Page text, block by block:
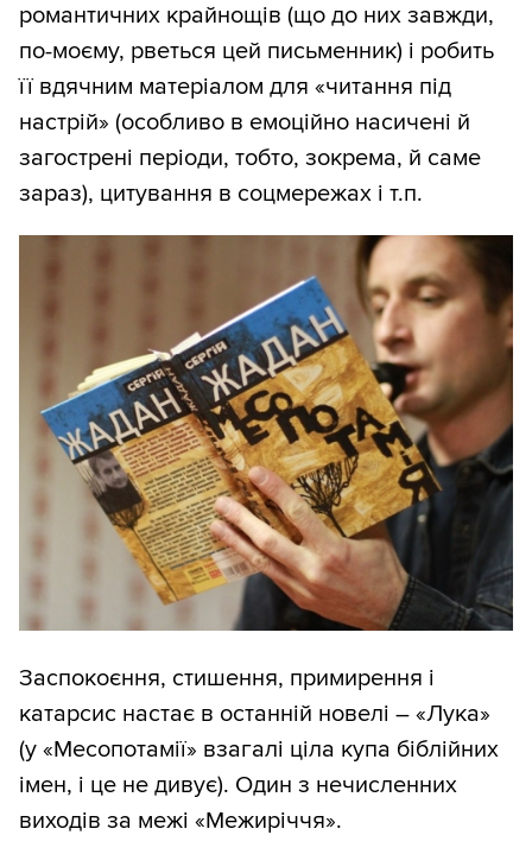
романтичних крайнощів (що до них завжди,
по-моєму, рветься цей письменник) і робить
її вдячним матеріалом для «читання під
настрій» (особливо в емоційно насичені й
загострені періоди, тобто, зокрема, й саме
зараз), цитування в соцмережах і т.п.
Заспокоєння, стишення, примирення і
катарсис настає в останній новелі – «Лука»
(у «Месопотамії» взагалі ціла купа біблійних
імен, і це не дивує). Один з нечисленних
виходів за межі «Межиріччя».